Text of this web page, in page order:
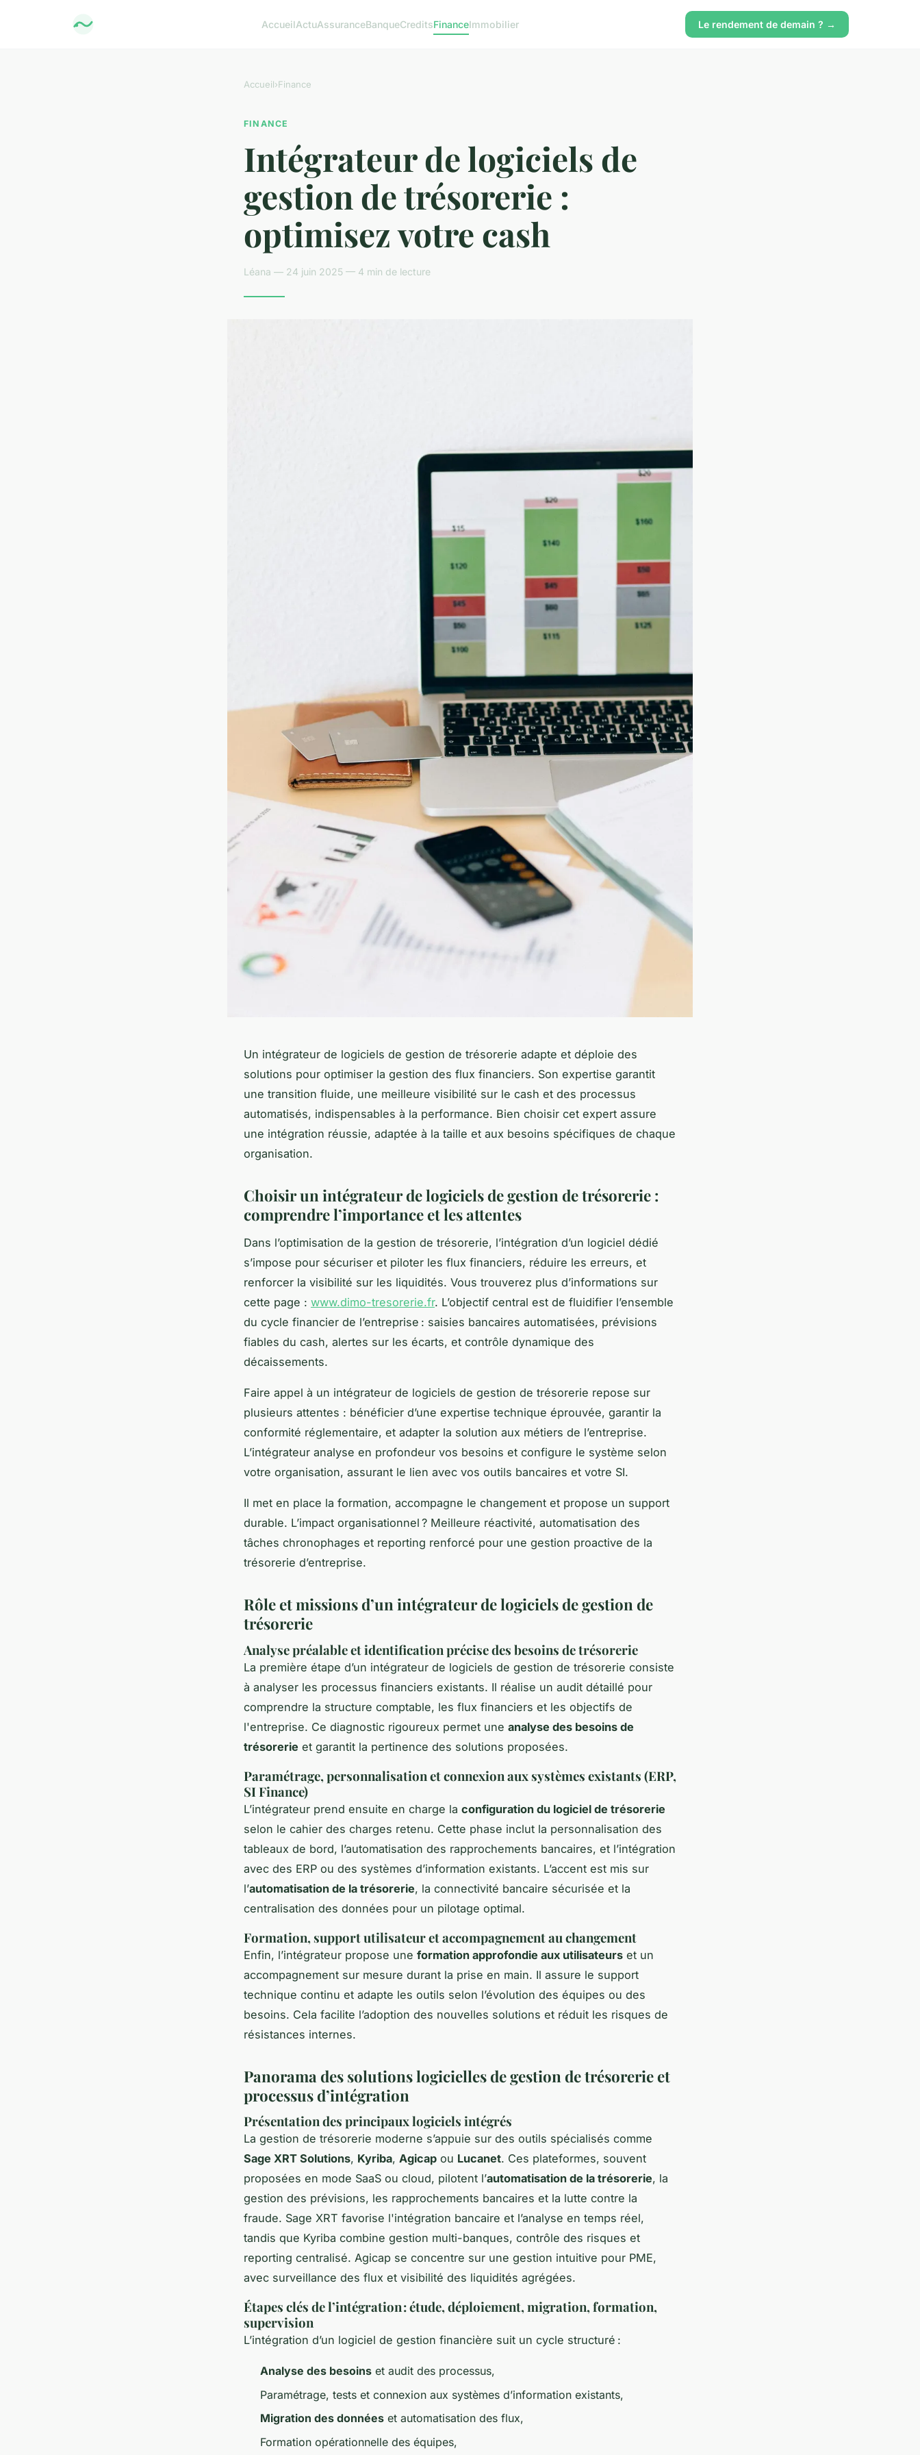
AccueilActuAssuranceBanqueCreditsFinanceImmobilier Le rendement de demain ? →
Accueil›Finance
FINANCE
Intégrateur de logiciels de
gestion de trésorerie :
optimisez votre cash
Léana — 24 juin 2025 — 4 min de lecture
Un intégrateur de logiciels de gestion de trésorerie adapte et déploie des
solutions pour optimiser la gestion des flux financiers. Son expertise garantit
une transition fluide, une meilleure visibilité sur le cash et des processus
automatisés, indispensables à la performance. Bien choisir cet expert assure
une intégration réussie, adaptée à la taille et aux besoins spécifiques de chaque
organisation.
Choisir un intégrateur de logiciels de gestion de trésorerie :
comprendre l’importance et les attentes
Dans l’optimisation de la gestion de trésorerie, l’intégration d’un logiciel dédié
s’impose pour sécuriser et piloter les flux financiers, réduire les erreurs, et
renforcer la visibilité sur les liquidités. Vous trouverez plus d’informations sur
cette page : www.dimo-tresorerie.fr. L’objectif central est de fluidifier l’ensemble
du cycle financier de l’entreprise : saisies bancaires automatisées, prévisions
fiables du cash, alertes sur les écarts, et contrôle dynamique des
décaissements.
Faire appel à un intégrateur de logiciels de gestion de trésorerie repose sur
plusieurs attentes : bénéficier d’une expertise technique éprouvée, garantir la
conformité réglementaire, et adapter la solution aux métiers de l’entreprise.
L’intégrateur analyse en profondeur vos besoins et configure le système selon
votre organisation, assurant le lien avec vos outils bancaires et votre SI.
Il met en place la formation, accompagne le changement et propose un support
durable. L’impact organisationnel ? Meilleure réactivité, automatisation des
tâches chronophages et reporting renforcé pour une gestion proactive de la
trésorerie d’entreprise.
Rôle et missions d’un intégrateur de logiciels de gestion de
trésorerie
Analyse préalable et identification précise des besoins de trésorerie
La première étape d’un intégrateur de logiciels de gestion de trésorerie consiste
à analyser les processus financiers existants. Il réalise un audit détaillé pour
comprendre la structure comptable, les flux financiers et les objectifs de
l'entreprise. Ce diagnostic rigoureux permet une analyse des besoins de
trésorerie et garantit la pertinence des solutions proposées.
Paramétrage, personnalisation et connexion aux systèmes existants (ERP,
SI Finance)
L’intégrateur prend ensuite en charge la configuration du logiciel de trésorerie
selon le cahier des charges retenu. Cette phase inclut la personnalisation des
tableaux de bord, l’automatisation des rapprochements bancaires, et l’intégration
avec des ERP ou des systèmes d’information existants. L’accent est mis sur
l’automatisation de la trésorerie, la connectivité bancaire sécurisée et la
centralisation des données pour un pilotage optimal.
Formation, support utilisateur et accompagnement au changement
Enfin, l’intégrateur propose une formation approfondie aux utilisateurs et un
accompagnement sur mesure durant la prise en main. Il assure le support
technique continu et adapte les outils selon l’évolution des équipes ou des
besoins. Cela facilite l’adoption des nouvelles solutions et réduit les risques de
résistances internes.
Panorama des solutions logicielles de gestion de trésorerie et
processus d’intégration
Présentation des principaux logiciels intégrés
La gestion de trésorerie moderne s’appuie sur des outils spécialisés comme
Sage XRT Solutions, Kyriba, Agicap ou Lucanet. Ces plateformes, souvent
proposées en mode SaaS ou cloud, pilotent l’automatisation de la trésorerie, la
gestion des prévisions, les rapprochements bancaires et la lutte contre la
fraude. Sage XRT favorise l'intégration bancaire et l’analyse en temps réel,
tandis que Kyriba combine gestion multi-banques, contrôle des risques et
reporting centralisé. Agicap se concentre sur une gestion intuitive pour PME,
avec surveillance des flux et visibilité des liquidités agrégées.
Étapes clés de l’intégration : étude, déploiement, migration, formation,
supervision
L’intégration d’un logiciel de gestion financière suit un cycle structuré :
Analyse des besoins et audit des processus,
Paramétrage, tests et connexion aux systèmes d’information existants,
Migration des données et automatisation des flux,
Formation opérationnelle des équipes,